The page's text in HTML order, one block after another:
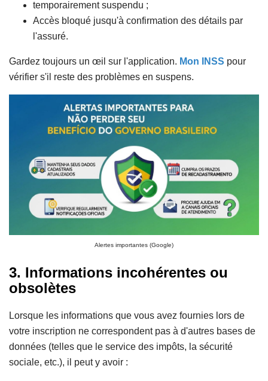
temporairement suspendu ;
Accès bloqué jusqu'à confirmation des détails par
l'assuré.
Gardez toujours un œil sur l'application. Mon INSS pour
vérifier s'il reste des problèmes en suspens.
Alertes importantes (Google)
3. Informations incohérentes ou
obsolètes
Lorsque les informations que vous avez fournies lors de
votre inscription ne correspondent pas à d'autres bases de
données (telles que le service des impôts, la sécurité
sociale, etc.), il peut y avoir :